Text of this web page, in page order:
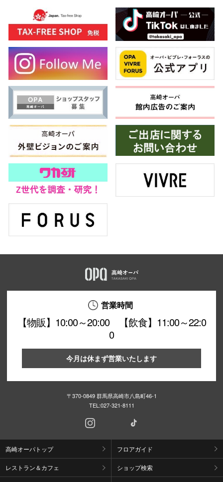
営業時間
【物販】10:00～20:00 【飲食】11:00～22:0
0
今月は休まず営業いたします
〒370-0849 群馬県高崎市八島町46-1
TEL:027-321-8111
高崎オーパトップ フロアガイド
レストラン＆カフェ ショップ検索